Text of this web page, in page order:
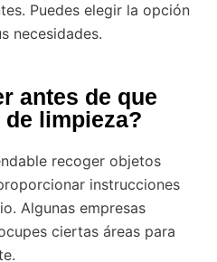
Puedes elegir la opción
necesidades.
antes de que
limpieza?
recoger objetos
instrucciones
Algunas empresas
ciertas áreas para